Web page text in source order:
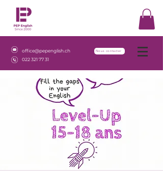
office@pepenglish.ch
022 321 77 31
Nous contacter